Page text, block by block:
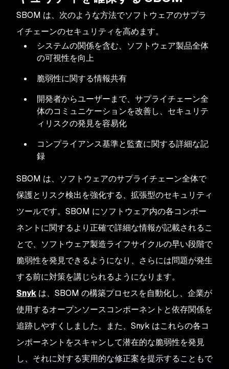
SBOM は、次のような方法でソフトウェアのサプラ
イチェーンのセキュリティを高めます。
システムの関係を含む、ソフトウェア製品全体
の可視性を向上
脆弱性に関する情報共有
開発者からユーザーまで、サプライチェーン全
体のコミュニケーションを改善し、セキュリテ
ィリスクの発見を容易化
コンプライアンス基準と監査に関する詳細な記
録
SBOM は、ソフトウェアのサプライチェーン全体で
保護とリスク検出を強化する、拡張型のセキュリティ
ツールです。SBOM にソフトウェア内の各コンポー
ネントに関するより正確で詳細な情報が記載されるこ
とで、ソフトウェア製造ライフサイクルの早い段階で
脆弱性を発見できるようになり、さらには問題が発生
する前に対策を講じられるようになります。
Snyk は、SBOM の構築プロセスを自動化し、企業が
使用するオープンソースコンポーネントと依存関係を
追跡しやすくしました。また、Snyk はこれらの各コ
ンポーネントをスキャンして潜在的な脆弱性を発見
し、それに対する実用的な修正案を提示することもで